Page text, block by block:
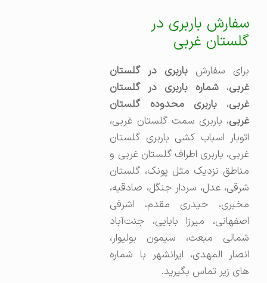
سفارش باربری در
گلستان غربی
برای سفارشباربری در گلستان
غربی،شماره باربری در گلستان
غربی،باربری محدوده گلستان
غربی، باربری سمت گلستان غربی،
اتوبار اسباب کشی باربری گلستان
غربی، باربری اطراف گلستان غربی و
مناطق نزدیک مثل پونک، گلستان
شرقی، عدل، سردار جنگل، صادقیه،
مخبری، حیدری مقدم، اشرفی
اصفهانی، میرزا بابایی، جنت‌آباد
شمالی مبعث، سیمون بولیوار،
انصار المهدی، ایرانشهر با شماره
های زیر تماس بگیرید.